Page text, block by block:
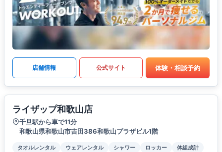
店舗情報 公式サイト 体験・相談予約
ライザップ和歌山店
千旦駅から車で11分
和歌山県和歌山市吉田386和歌山プラザビル1階
タオルレンタル ウェアレンタル シャワー ロッカー
体組成計